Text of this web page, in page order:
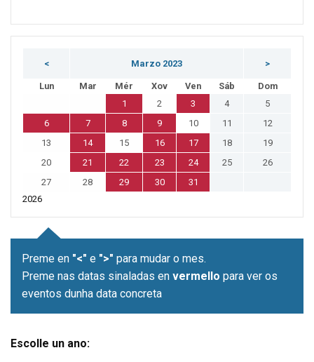
< Marzo 2023 >
Lun Mar Mér Xov Ven Sáb
Dom
1
2 3 4
5
6
7 8 9 10 11
12
13
14 15 16 17 18
19
20
21 22 23 24 25
26
27
28 29 30
31
2026
Preme en "<" e ">" para mudar o mes.
Preme nas datas sinaladas en vermello para ver os
eventos dunha data concreta
Escolle un ano: